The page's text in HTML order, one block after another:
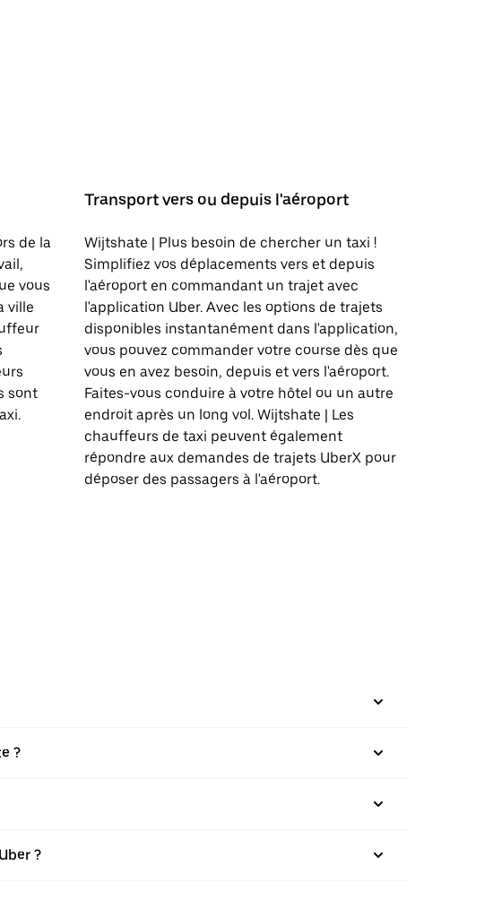
de la
vous
ville
sont
Transport vers ou depuis l'aéroport
Wijtshate | Plus besoin de chercher un taxi !
Simplifiez vos déplacements vers et depuis
l'aéroport en commandant un trajet avec
l'application Uber. Avec les options de trajets
disponibles instantanément dans l'application,
vous pouvez commander votre course dès que
vous en avez besoin, depuis et vers l'aéroport.
Faites-vous conduire à votre hôtel ou un autre
endroit après un long vol. Wijtshate | Les
chauffeurs de taxi peuvent également
répondre aux demandes de trajets UberX pour
déposer des passagers à l'aéroport.
?
?